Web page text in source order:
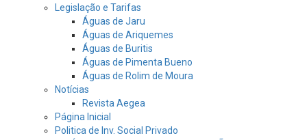
Legislação e Tarifas
Águas de Jaru
Águas de Ariquemes
Águas de Buritis
Águas de Pimenta Bueno
Águas de Rolim de Moura
Notícias
Revista Aegea
Página Inicial
Politica de Inv. Social Privado